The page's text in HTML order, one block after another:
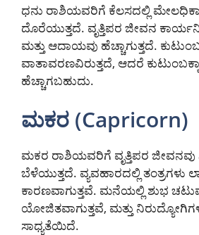
ಧನು ರಾಶಿಯವರಿಗೆ ಕೆಲಸದಲ್ಲಿ
ದೊರೆಯುತ್ತದೆ. ವೃತ್ತಿಪರ ಜೀವನ
ಮತ್ತು ಆದಾಯವು ಹೆಚ್ಚಾಗುತ್ತದೆ.
ವಾತಾವರಣವಿರುತ್ತದೆ, ಆದರೆ
ಹೆಚ್ಚಾಗಬಹುದು.
ಮಕರ (Capricorn)
ಮಕರ ರಾಶಿಯವರಿಗೆ ವೃತ್ತಿಪರ ಜೀವನವು
ಬೆಳೆಯುತ್ತದೆ. ವ್ಯವಹಾರದಲ್ಲಿ ತಂತ್ರಗಳು
ಕಾರಣವಾಗುತ್ತವೆ. ಮನೆಯಲ್ಲಿ ಶುಭ
ಯೋಜಿತವಾಗುತ್ತವೆ, ಮತ್ತು
ಸಾಧ್ಯತೆಯಿದೆ.